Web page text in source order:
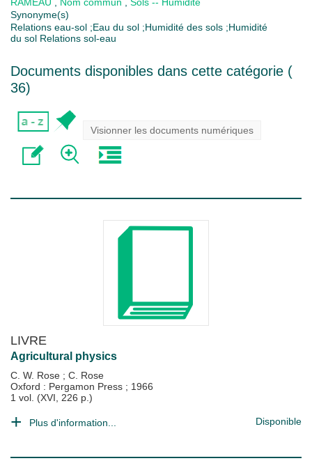
Synonyme(s)
Relations eau-sol ;Eau du sol ;Humidité des sols ;Humidité
du sol Relations sol-eau
Documents disponibles dans cette catégorie (
36)
Visionner les documents numériques
LIVRE
Agricultural physics
C. W. Rose ; C. Rose
Oxford : Pergamon Press ; 1966
1 vol. (XVI, 226 p.)
Plus d'information... Disponible